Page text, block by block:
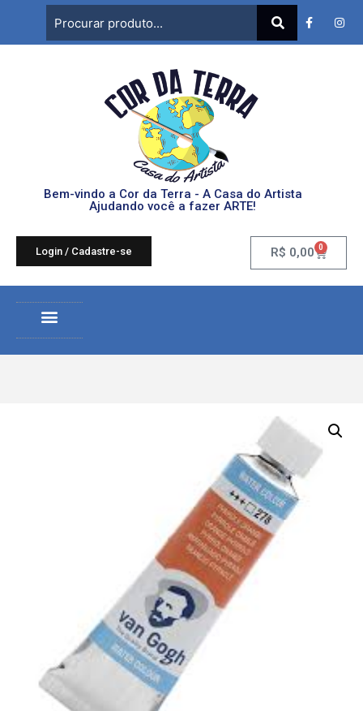
Bem-vindo a Cor da Terra - A Casa do Artista
Ajudando você a fazer ARTE!
Login / Cadastre-se R$ 0,00 0